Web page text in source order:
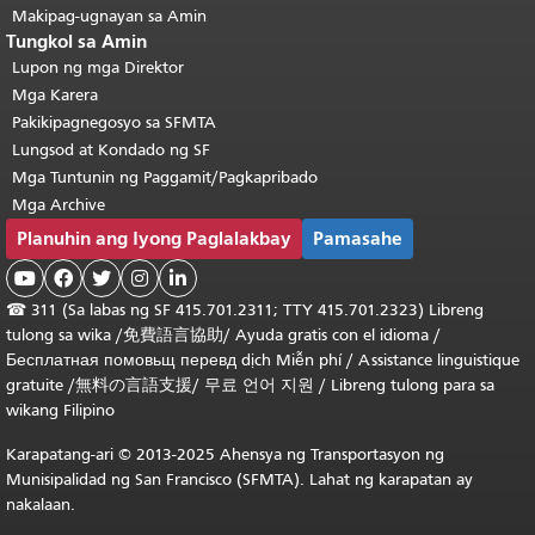
Makipag-ugnayan sa Amin
Tungkol sa Amin
Lupon ng mga Direktor
Mga Karera
Pakikipagnegosyo sa SFMTA
Lungsod at Kondado ng SF
Mga Tuntunin ng Paggamit/Pagkapribado
Mga Archive
Planuhin ang Iyong Paglalakbay Pamasahe
    
☎ 311 (Sa labas ng SF 415.701.2311; TTY 415.701.2323) Libreng
tulong sa wika /免費語言協助/ Ayuda gratis con el idioma /
Бесплатная помовьщ перевд dịch Miễn phí/ Assistance linguistique
gratuite /無料の言語支援/ 무료 언어 지원 / Libreng tulong para sa
wikang Filipino
Karapatang-ari © 2013-2025 Ahensya ng Transportasyon ng
Munisipalidad ng San Francisco (SFMTA). Lahat ng karapatan ay
nakalaan.